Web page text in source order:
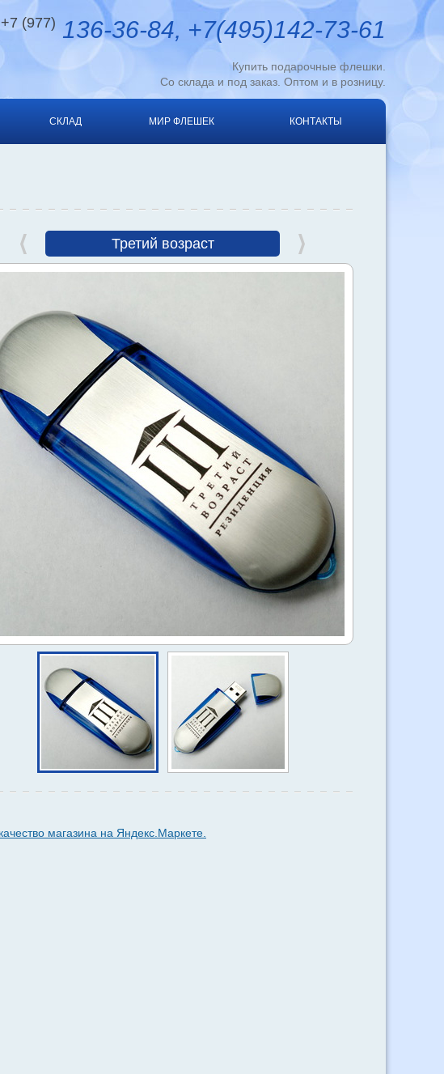
+7 (977) 136-36-84, +7(495)142-73-61
Купить подарочные флешки.
Со склада и под заказ. Оптом и в розницу.
СКЛАД МИР ФЛЕШЕК КОНТАКТЫ
Третий возраст